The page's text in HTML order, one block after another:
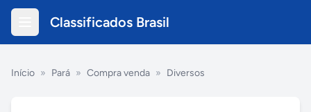
Classificados Brasil
Início » Pará » Compra venda » Diversos